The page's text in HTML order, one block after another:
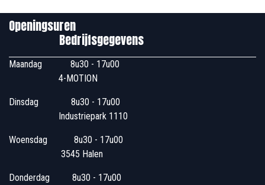
Openingsuren
Bedrijfsgegevens
Maandag
​8u30 - 17u00
4-MOTION
Dinsdag
​8u30 - 17u00
Industriepark 1110
Woensdag
​​​ 8u30 - 17u00
3545 Halen
Donderdag
​​8u30 - 17u00